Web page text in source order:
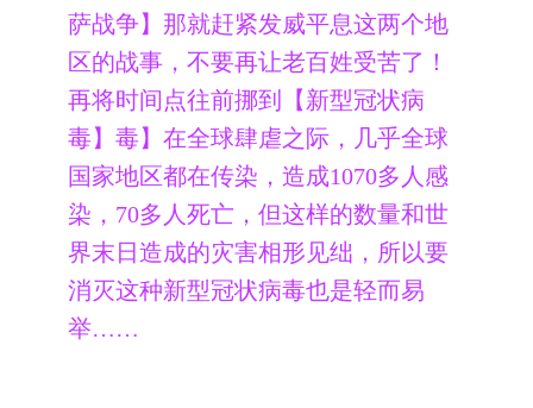
萨战争】那就赶紧发威平息这两个地
区的战事，不要再让老百姓受苦了！
再将时间点往前挪到【新型冠状病
毒】毒】在全球肆虐之际，几乎全球
国家地区都在传染，造成1070多人感
染，70多人死亡，但这样的数量和世
界末日造成的灾害相形见绌，所以要
消灭这种新型冠状病毒也是轻而易
举……